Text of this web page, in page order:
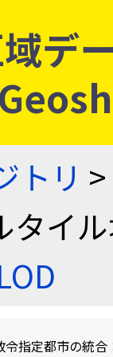
デ
トリ >
タイ
令指定都市の統